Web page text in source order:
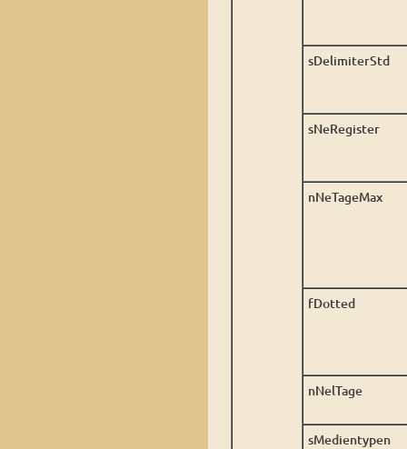
sDelimiterStd
sNeRegister
nNeTageMax
fDotted
nNelTage
sMedientypen